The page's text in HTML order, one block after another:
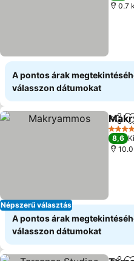
0.7
A pontos árak
válasszon dátumokat
Népszerű választás
4
8,6
A pontos árak
válasszon dátumokat